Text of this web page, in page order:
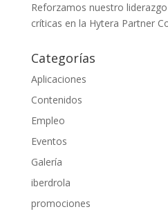
Reforzamos nuestro
críticas en la Hytera Partner
Categorías
Aplicaciones
Contenidos
Empleo
Eventos
Galería
iberdrola
promociones